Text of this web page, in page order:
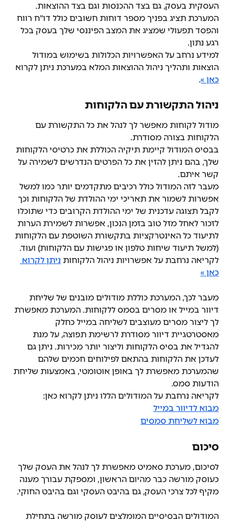
העסקית בעסק, גם בצד ההכנסות וגם בצד ההוצאות.
המערכת תציג בפניך מספר דוחות חשובים כולל דו"ח רווח
והפסד תפעולי שמציג את המצב הפיננסי שלך בעסק בכל
רגע נתון.
למידע נרחב על האפשרויות הכלולות בשימוש במודול
הוצאות ותהליך ניהול ההוצאות המלא במערכת ניתן לקרוא
כאן ».
ניהול התקשורת עם הלקוחות
מודול לקוחות מאפשר לך לנהל את כל התקשורת עם
הלקוחות בצורה מסודרת.
בבסיס המודול קיימת תיקיה הכוללת את כרטיסי הלקוחות
שלך, בהם ניתן להזין את כל הפרטים הנדרשים לשמירה על
קשר איתם.
מעבר לזה המודול כולל רכיבים מתקדמים יותר כמו למשל
אפשרות לשמור את תאריכי ימי ההולדת של הלקוחות וכך
לקבל תצוגה עדכנית של ימי ההולדת הקרובים כדי שתוכלו
לזכור לאחל מזל טוב בזמן הנכון, אפשרות לשמירת הערות
לתיעוד כל האינטרקציות בתקשורת השוטפת עם הלקוחות
(למשל תיעוד שיחות טלפון או פגישות עם הלקוחות) ועוד.
לקריאה נרחבת על אפשרויות ניהול הלקוחות ניתן לקרוא
כאן »
מעבר לכך, המערכת כוללת מודולים מובנים של שליחת
דיוור במייל או מסרים בסמס ללקוחות. המערכת מאפשרת
לך ליצור מסרים מעוצבים לשליחה במייל כחלק
מאסטרטגיית דיוור מסודרת לרשימת תפוצה, על מנת
להגדיל את בסיס הלקוחות וליצור יותר מכירות. ניתן גם
לעדכן את הלקוחות בהתאם לפילוחים חכמים שלהם
שהמערכת מאפשרת לך באופן אוטומטי, באמצעות שליחת
הודעות סמס.
לקריאה נרחבת על המודולים הללו ניתן לקרוא כאן:
מבוא לדיוור במייל
מבוא לשליחת סמסים
סיכום
לסיכום, מערכת סאמיט מאפשרת לך לנהל את העסק שלך
כעוסק מורשה כבר מהיום הראשון, ומספקת עבורך מענה
מקיף לכל צרכי העסק, גם בהיבט העסקי וגם בהיבט החוקי.
המודולים הבסיסיים המומלצים לעוסק מורשה בתחילת